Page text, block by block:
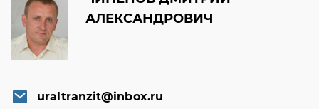
АЛЕКСАНДРОВИЧ
uraltranzit@inbox.ru